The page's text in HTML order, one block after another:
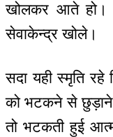
खोलकर आते हो।
सेवाकेन्द्र खोले।
सदा यही स्मृति
को भटकने से
तो भटकती हुई